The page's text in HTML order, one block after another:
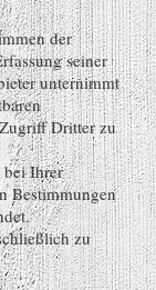
der
seiner
unternimmt
Dritter zu
bei Ihrer
Bestimmungen
zu